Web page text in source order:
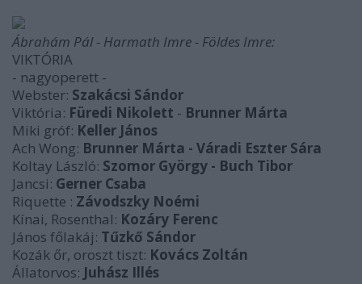
Ábrahám Pál - Harmath Imre - Földes Imre:
VIKTÓRIA
- nagyoperett -
Webster: Szakácsi Sándor
Viktória: Füredi Nikolett - Brunner Márta
Miki gróf: Keller János
Ach Wong: Brunner Márta - Váradi Eszter Sára
Koltay László: Szomor György - Buch Tibor
Jancsi: Gerner Csaba
Riquette : Závodszky Noémi
Kínai, Rosenthal: Kozáry Ferenc
János főlakáj: Tűzkő Sándor
Kozák őr, oroszt tiszt: Kovács Zoltán
Állatorvos: Juhász Illés